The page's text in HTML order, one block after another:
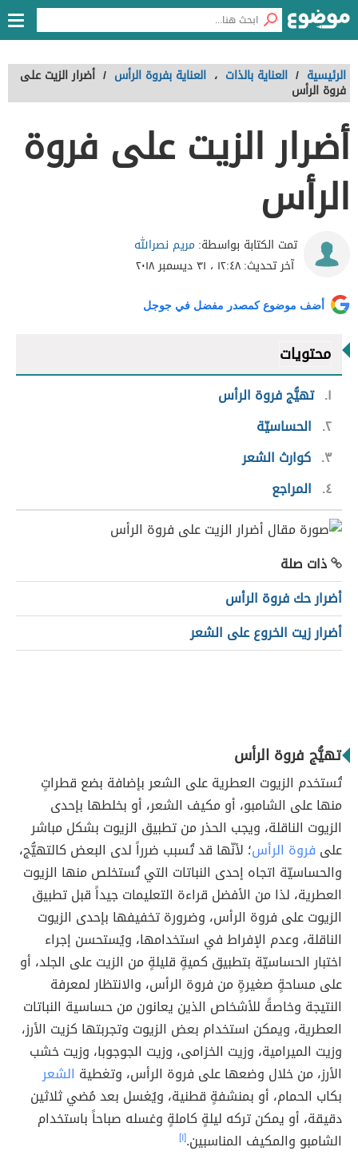
الرئيسية / العناية بالذات ، العناية بفروة الرأس / أضرار الزيت على
فروة الرأس
أضرار الزيت على فروة
الرأس
تمت الكتابة بواسطة: مريم نصرالله
آخر تحديث:١٢:٤٨ ، ٣١ ديسمبر ٢٠١٨
أضف موضوع كمصدر مفضل في جوجل
محتويات
١ تهيُّج فروة الرأس
٢ الحساسيّة
٣ كوارث الشعر
٤
المراجع
ذات صلة
أضرار حك فروة الرأس
أضرار زيت الخروع على الشعر
تهيُّج فروة الرأس
تُستخدم الزيوت العطرية على الشعر بإضافة بضع قطراتٍ
منها على الشامبو، أو مكيف الشعر، أو بخلطها بإحدى
الزيوت الناقلة، ويجب الحذر من تطبيق الزيوت بشكل مباشر
على فروة الرأس؛ لأنّها قد تُسبب ضرراً لدى البعض كالتهيُّج،
والحساسيّة اتجاه إحدى النباتات التي تُستخلص منها الزيوت
العطرية، لذا من الأفضل قراءة التعليمات جيداً قبل تطبيق
الزيوت على فروة الرأس، وضرورة تخفيفها بإحدى الزيوت
الناقلة، وعدم الإفراط في استخدامها، ويُستحسن إجراء
اختبار الحساسيّة بتطبيق كميةٍ قليلةٍ من الزيت على الجلد، أو
على مساحةٍ صغيرةٍ من فروة الرأس، والانتظار لمعرفة
النتيجة وخاصةً للأشخاص الذين يعانون من حساسية النباتات
العطرية، ويمكن استخدام بعض الزيوت وتجربتها كزيت الأرز،
وزيت الميرامية، وزيت الخزامى، وزيت الجوجوبا، وزيت خشب
الأرز، من خلال وضعها على فروة الرأس، وتغطية الشعر
بكاب الحمام، أو بمنشفةٍ قطنية، ويُغسل بعد مُضي ثلاثين
دقيقة، أو يمكن تركه ليلةٍ كاملةٍ وغسله صباحاً باستخدام
الشامبو والمكيف المناسبين.[١]